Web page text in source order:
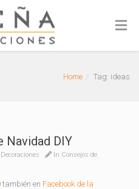
Home Tag: ideas
Navidad DIY
In Consejos de
también en Facebook de la